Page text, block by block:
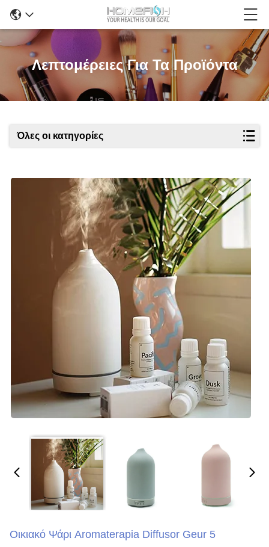
Λεπτομέρειες Για Τα Προϊόντα
Όλες οι κατηγορίες
Οικιακό Ψάρι Aromaterapia Diffusor Geur 5